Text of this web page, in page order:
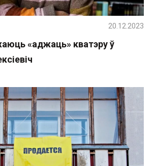
«аджаць» кватэру ў
20.12.2023